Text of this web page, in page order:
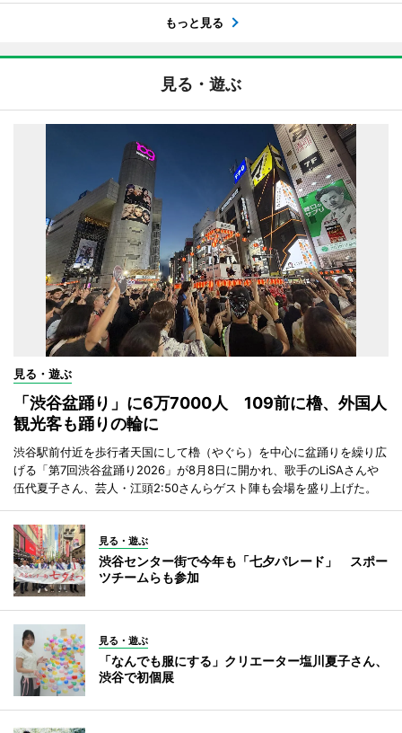
もっと見る
見る・遊ぶ
見る・遊ぶ
「渋谷盆踊り」に6万7000人 109前に櫓、外国人
観光客も踊りの輪に
渋谷駅前付近を歩行者天国にして櫓（やぐら）を中心に盆踊りを繰り広
げる「第7回渋谷盆踊り2026」が8月8日に開かれ、歌手のLiSAさんや
伍代夏子さん、芸人・江頭2:50さんらゲスト陣も会場を盛り上げた。
見る・遊ぶ
渋谷センター街で今年も「七夕パレード」 スポー
ツチームらも参加
見る・遊ぶ
「なんでも服にする」クリエーター塩川夏子さん、
渋谷で初個展